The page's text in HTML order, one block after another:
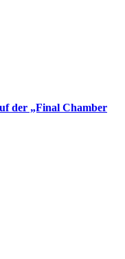
der „Final Chamber